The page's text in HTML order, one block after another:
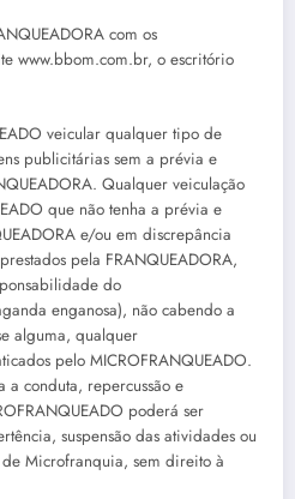
com os
www.bbom.com.br, o escritório
veicular qualquer tipo de
publicitárias sem a prévia e
Qualquer veiculação
que não tenha a prévia e
e/ou em discrepância
pela FRANQUEADORA,
do
enganosa), não cabendo a
alguma, qualquer
pelo MICROFRANQUEADO.
a conduta, repercussão e
poderá ser
suspensão das atividades ou
Microfranquia, sem direito à